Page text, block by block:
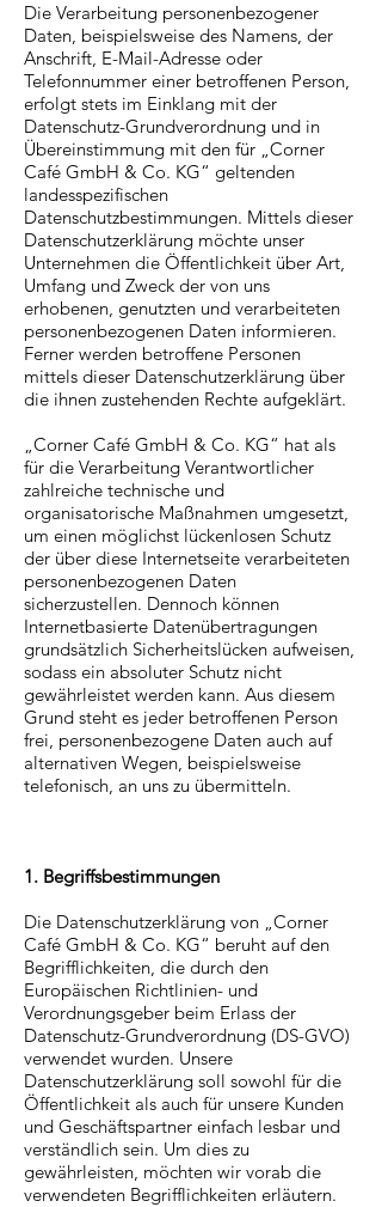
Die Verarbeitung personenbezogener
Daten, beispielsweise des Namens, der
Anschrift, E-Mail-Adresse oder
Telefonnummer einer betroffenen Person,
erfolgt stets im Einklang mit der
Datenschutz-Grundverordnung und in
Übereinstimmung mit den für „Corner
Café GmbH & Co. KG“ geltenden
landesspezifischen
Datenschutzbestimmungen. Mittels dieser
Datenschutzerklärung möchte unser
Unternehmen die Öffentlichkeit über Art,
Umfang und Zweck der von uns
erhobenen, genutzten und verarbeiteten
personenbezogenen Daten informieren.
Ferner werden betroffene Personen
mittels dieser Datenschutzerklärung über
die ihnen zustehenden Rechte aufgeklärt.
„Corner Café GmbH & Co. KG“ hat als
für die Verarbeitung Verantwortlicher
zahlreiche technische und
organisatorische Maßnahmen umgesetzt,
um einen möglichst lückenlosen Schutz
der über diese Internetseite verarbeiteten
personenbezogenen Daten
sicherzustellen. Dennoch können
Internetbasierte Datenübertragungen
grundsätzlich Sicherheitslücken aufweisen,
sodass ein absoluter Schutz nicht
gewährleistet werden kann. Aus diesem
Grund steht es jeder betroffenen Person
frei, personenbezogene Daten auch auf
alternativen Wegen, beispielsweise
telefonisch, an uns zu übermitteln.
1. Begriffsbestimmungen
Die Datenschutzerklärung von „Corner
Café GmbH & Co. KG“ beruht auf den
Begrifflichkeiten, die durch den
Europäischen Richtlinien- und
Verordnungsgeber beim Erlass der
Datenschutz-Grundverordnung (DS-GVO)
verwendet wurden. Unsere
Datenschutzerklärung soll sowohl für die
Öffentlichkeit als auch für unsere Kunden
und Geschäftspartner einfach lesbar und
verständlich sein. Um dies zu
gewährleisten, möchten wir vorab die
verwendeten Begrifflichkeiten erläutern.